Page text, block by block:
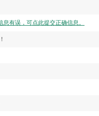
息有误，可点此提交正确信息。